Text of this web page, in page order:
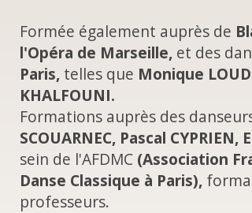
Formée également auprès de
l'Opéra de Marseille,et des
Paris,telles que Monique
KHALFOUNI.
Formations auprès des
SCOUARNEC, Pascal CYPRIEN,
sein de l'AFDMC (Association
Danse Classique à Paris),
professeurs.